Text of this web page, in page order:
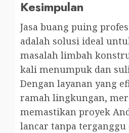
Kesimpulan
Jasa buang puing
adalah solusi ideal
masalah limbah
kali menumpuk dan
Dengan layanan yang
ramah lingkungan,
memastikan proyek
lancar tanpa